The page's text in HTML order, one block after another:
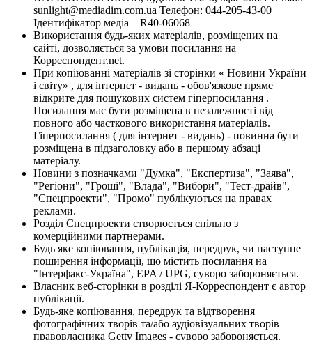
sunlight@mediadim.com.ua Телефон: 044-205-43-00
Ідентифікатор медіа – R40-06068
Використання будь-яких матеріалів, розміщених на
сайті, дозволяється за умови посилання на
Корреспондент.net.
При копіюванні матеріалів зі сторінки « Новини України
і світу» , для інтернет - видань - обов'язкове пряме
відкрите для пошукових систем гіперпосилання .
Посилання має бути розміщена в незалежності від
повного або часткового використання матеріалів.
Гіперпосилання ( для інтернет - видань) - повинна бути
розміщена в підзаголовку або в першому абзаці
матеріалу.
Новини з позначками "Думка", "Експертиза", "Заява",
"Регіони", "Гроші", "Влада", "Вибори", "Тест-драйв",
"Спецпроекти", "Промо" публікуються на правах
реклами.
Розділ Спецпроекти створюється спільно з
комерційними партнерами.
Будь яке копіювання, публікація, передрук, чи наступне
поширення інформації, що містить посилання на
"Інтерфакс-Україна", EPA / UPG, суворо забороняється.
Власник веб-сторінки в розділі Я-Корреспондент є автор
публікації.
Будь-яке копіювання, передрук та відтворення
фотографічних творів та/або аудіовізуальних творів
правовласника Getty Images - суворо забороняється.